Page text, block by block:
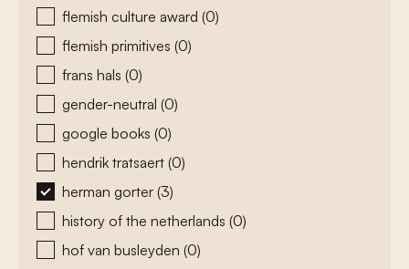
flemish culture award (0)
flemish primitives (0)
frans hals (0)
gender-neutral (0)
google books (0)
hendrik tratsaert (0)
herman gorter (3)
history of the netherlands (0)
hof van busleyden (0)